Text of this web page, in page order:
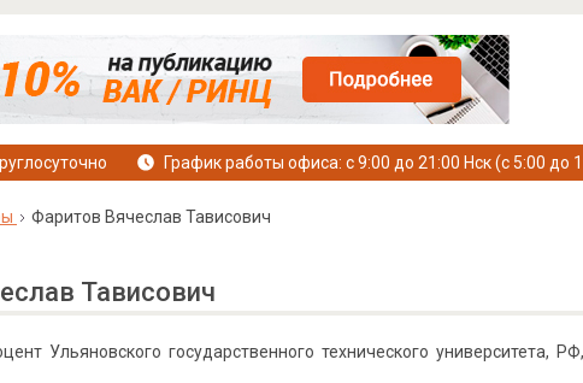
График работы офиса: с 9:00 до 21:00 Нск (с 5:00 до
Фаритов Вячеслав Тависович
Тависович
Ульяновского государственного технического университета,